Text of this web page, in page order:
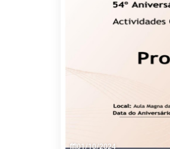
01/10/2024